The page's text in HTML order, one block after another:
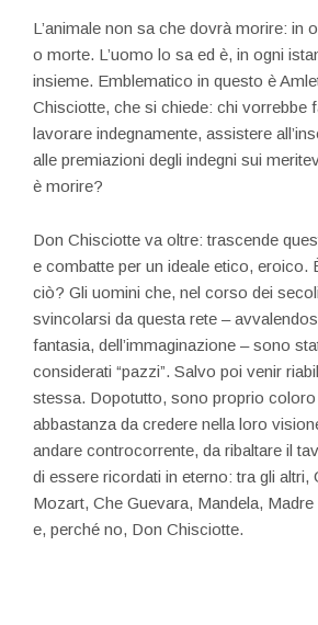
L’animale non sa che dovrà morire: in
o morte. L’uomo lo sa ed è, in ogni
insieme. Emblematico in questo è
Chisciotte, che si chiede: chi vorrebbe
lavorare indegnamente, assistere
alle premiazioni degli indegni sui
è morire?
Don Chisciotte va oltre: trascende
e combatte per un ideale etico, eroico.
ciò? Gli uomini che, nel corso dei
svincolarsi da questa rete –
fantasia, dell’immaginazione – sono
considerati “pazzi”. Salvo poi venir
stessa. Dopotutto, sono proprio
abbastanza da credere nella loro
andare controcorrente, da ribaltare il
di essere ricordati in eterno: tra gli altri,
Mozart, Che Guevara, Mandela,
e, perché no, Don Chisciotte.